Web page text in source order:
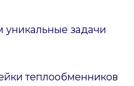
задачи
теплообменников